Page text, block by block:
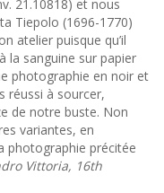
21.10818) et nous
Tiepolo (1696-1770)
atelier puisque qu’il
la sanguine sur papier
photographie en noir et
réussi à sourcer,
de notre buste. Non
variantes, en
photographie précitée
Vittoria, 16th